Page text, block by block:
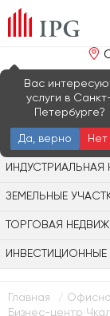
Вас
услуги в
Петербурге?
Да, верно Нет
ОФИСНАЯ
ЗЕМЕЛЬНЫЕ
ТОРГОВАЯ
ИНВЕСТИЦИОННЫЕ
Главная /
Бизнес-центр